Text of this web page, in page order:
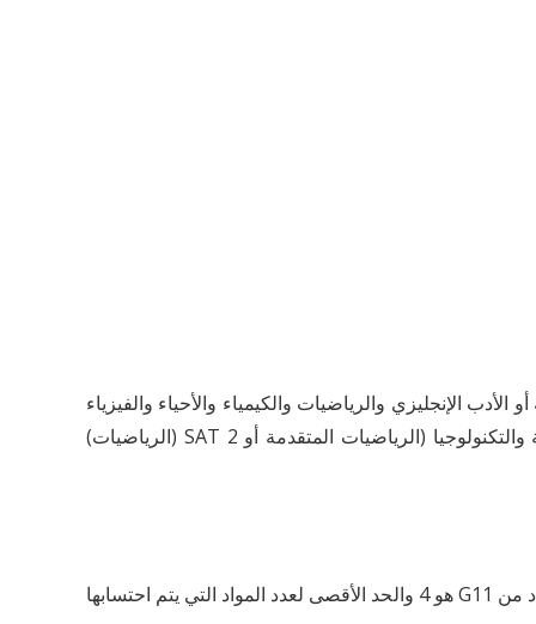
الإنجليزي والرياضيات والكيمياء والأحياء والفيزياء
وأي ثلاث مواد إضافية) ، لكلية الاقتصاد والتجارة الدولية (اللغة الإنجليزية أو الأدب الإنجليزي وأي 7 مواد إضافية) وكلية الهندسة والتكنولوجيا (الرياضيات المتقدمة أو SAT 2 (الرياضيات)
يمكن حساب المواد من الصف 12 أو 11 أو 10. الحد الأدنى لعدد المواد التي سيتم احتسابها من G12 هو 4 ، والحد الأقصى لعدد المواد من G11 هو 4 والحد الأقصى لعدد المواد التي يتم احتسابها